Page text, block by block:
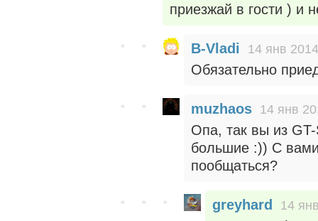
приезжай в гости ) и
B-Vladi 14 янв
Обязательно
muzhaos 14 янв
Опа, так вы из
большие :)) С
пообщаться?
greyhard 14